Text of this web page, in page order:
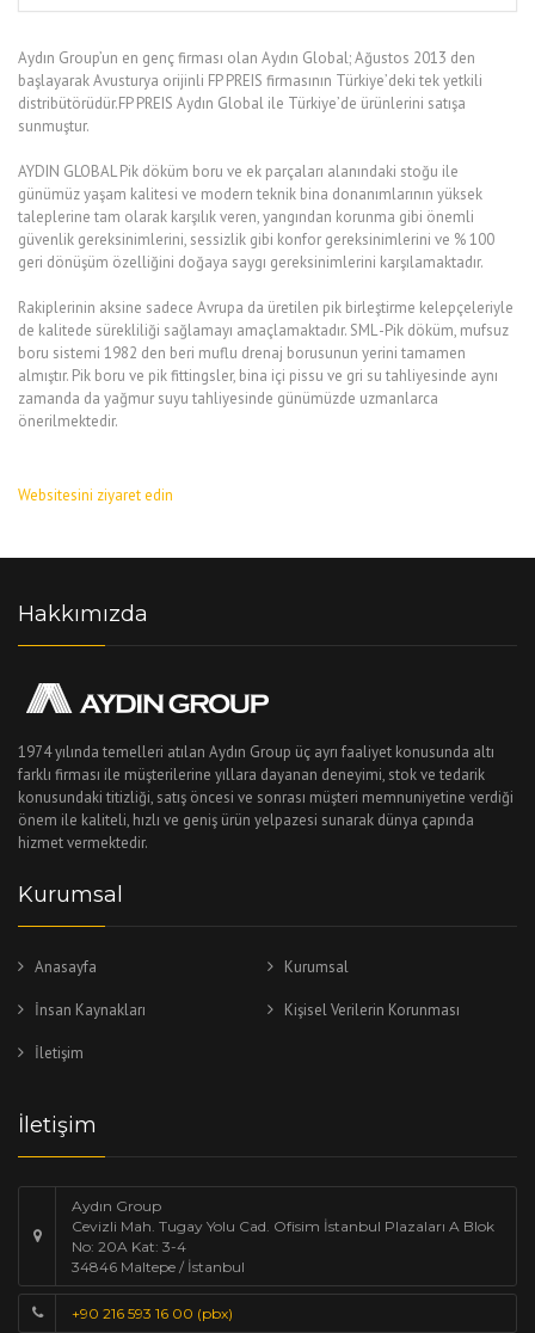
Aydın Group’un en genç firması olan Aydın Global; Ağustos 2013 den
başlayarak Avusturya orijinli FP PREIS firmasının Türkiye’deki tek yetkili
distribütörüdür.FP PREIS Aydın Global ile Türkiye’de ürünlerini satışa
sunmuştur.
AYDIN GLOBAL Pik döküm boru ve ek parçaları alanındaki stoğu ile
günümüz yaşam kalitesi ve modern teknik bina donanımlarının yüksek
taleplerine tam olarak karşılık veren, yangından korunma gibi önemli
güvenlik gereksinimlerini, sessizlik gibi konfor gereksinimlerini ve % 100
geri dönüşüm özelliğini doğaya saygı gereksinimlerini karşılamaktadır.
Rakiplerinin aksine sadece Avrupa da üretilen pik birleştirme kelepçeleriyle
de kalitede sürekliliği sağlamayı amaçlamaktadır. SML -Pik döküm, mufsuz
boru sistemi 1982 den beri muflu drenaj borusunun yerini tamamen
almıştır. Pik boru ve pik fittingsler, bina içi pissu ve gri su tahliyesinde aynı
zamanda da yağmur suyu tahliyesinde günümüzde uzmanlarca
önerilmektedir.
Websitesini ziyaret edin
Hakkımızda
1974 yılında temelleri atılan Aydın Group üç ayrı faaliyet konusunda altı
farklı firması ile müşterilerine yıllara dayanan deneyimi, stok ve tedarik
konusundaki titizliği, satış öncesi ve sonrası müşteri memnuniyetine verdiği
önem ile kaliteli, hızlı ve geniş ürün yelpazesi sunarak dünya çapında
hizmet vermektedir.
Kurumsal
Anasayfa Kurumsal
İnsan Kaynakları Kişisel Verilerin Korunması
İletişim
İletişim
Aydın Group
Cevizli Mah. Tugay Yolu Cad. Ofisim İstanbul Plazaları A Blok
No: 20A Kat: 3-4
34846 Maltepe / İstanbul
+90 216 593 16 00 (pbx)